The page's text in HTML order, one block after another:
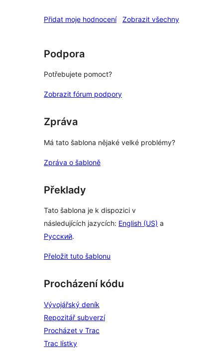
Přidat moje hodnocení Zobrazit všechnyrecenze
Podpora
Potřebujete pomoct?
Zobrazit fórum podpory
Zpráva
Má tato šablona nějaké velké problémy?
Zpráva o šabloně
Překlady
Tato šablona je k dispozici v
následujících jazycích: English (US) a
Русский.
Přeložit tuto šablonu
Procházení kódu
Vývojářský deník
Repozitář subverzí
Procházet v Trac
Trac lístky